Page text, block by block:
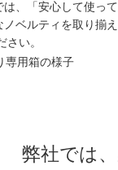
、「安心して使っ
ベルティを取り揃
い。
弊社では